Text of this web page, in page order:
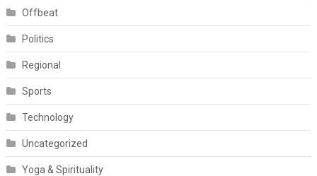
Offbeat
Politics
Regional
Sports
Technology
Uncategorized
Yoga & Spirituality